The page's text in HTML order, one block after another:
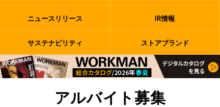
ニュースリリース IR情報
サステナビリティ ストアブランド
アルバイト募集